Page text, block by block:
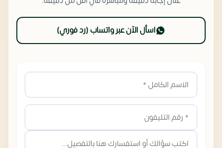
اسأل الآن عبر واتساب (رد فوري)